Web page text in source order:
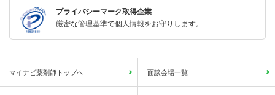
プライバシーマーク取得企業
厳密な管理基準で個人情報をお守りします。
マイナビ薬剤師トップへ 面談会場一覧